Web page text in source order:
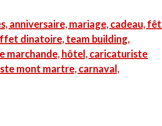
anniversaire, mariage, cadeau,
dinatoire, team building,
marchande, hôtel, caricaturiste
mont martre, carnaval,